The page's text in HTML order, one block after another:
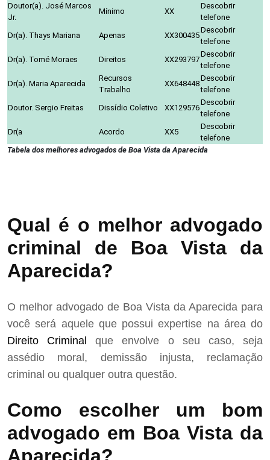
Doutor(a). José Marcos
Jr.
Mínimo XX
Descobrir
telefone
Dr(a). Thays Mariana
Apenas XX300435
Descobrir
telefone
Dr(a). Tomé Moraes
Direitos XX293797
Descobrir
telefone
Dr(a). Maria Aparecida
Recursos
Trabalho
XX648448
Descobrir
telefone
Doutor. Sergio Freitas
Dissídio Coletivo XX129576
Descobrir
telefone
Dr(a
Acordo XX5
Descobrir
telefone
Tabela dos melhores advogados de Boa Vista da Aparecida
Qual é o melhor advogado
criminal de Boa Vista da
Aparecida?
O melhor advogado de Boa Vista da Aparecida para
você será aquele que possui expertise na área do
Direito Criminal que envolve o seu caso, seja
assédio moral, demissão injusta, reclamação
criminal ou qualquer outra questão.
Como escolher um bom
advogado em Boa Vista da